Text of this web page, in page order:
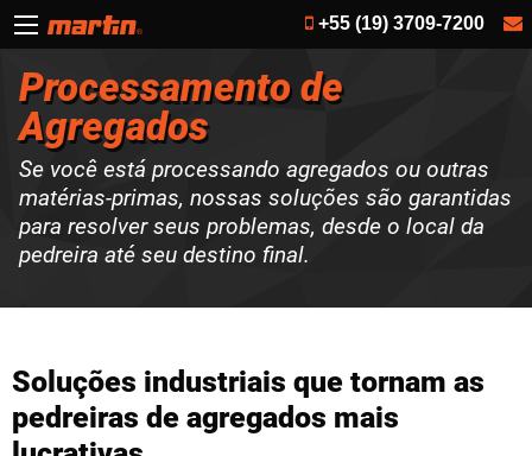
+55 (19) 3709-7200
Processamento de
Agregados
Se você está processando agregados ou outras
matérias-primas, nossas soluções são garantidas
para resolver seus problemas, desde o local da
pedreira até seu destino final.
Soluções industriais que tornam as
pedreiras de agregados mais